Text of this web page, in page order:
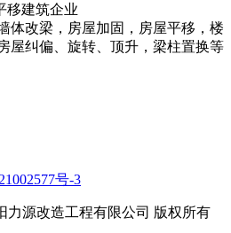
移建筑企业
体改梁，房屋加固，房屋平移，楼
屋纠偏、旋转、顶升，梁柱置换等
号-3
力源改造工程有限公司 版权所有